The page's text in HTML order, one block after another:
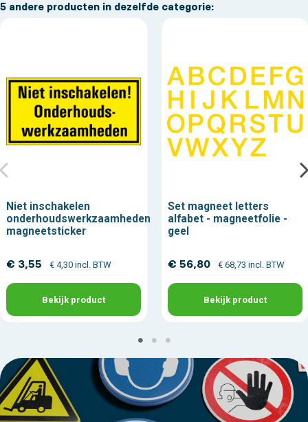
5 andere producten in dezelfde categorie:
Niet inschakelen
onderhoudswerkzaamheden
magneetsticker
€ 3,55 € 4,30 incl. BTW
Bekijk product
Set magneet letters
alfabet - magneetfolie -
geel
€ 56,80 € 68,73 incl. BTW
Bekijk product